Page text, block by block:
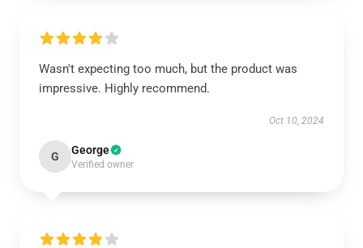
Wasn't expecting too much, but the product was
impressive. Highly recommend.
Oct 10, 2024
G George
Verified owner